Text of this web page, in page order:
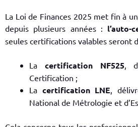
La Loi de Finances 2025 met fin à
depuis plusieurs années : l’auto-
seules certifications valables seront
La certification NF525,
Certification ;
La certification LNE ,
National de Métrologie et